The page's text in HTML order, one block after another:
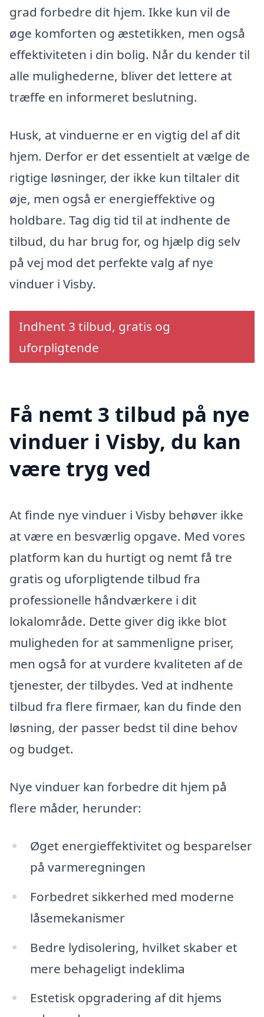
grad forbedre dit hjem. Ikke kun vil de
øge komforten og æstetikken, men også
effektiviteten i din bolig. Når du kender til
alle mulighederne, bliver det lettere at
træffe en informeret beslutning.
Husk, at vinduerne er en vigtig del af dit
hjem. Derfor er det essentielt at vælge de
rigtige løsninger, der ikke kun tiltaler dit
øje, men også er energieffektive og
holdbare. Tag dig tid til at indhente de
tilbud, du har brug for, og hjælp dig selv
på vej mod det perfekte valg af nye
vinduer i Visby.
Indhent 3 tilbud, gratis og
uforpligtende
Få nemt 3 tilbud på nye
vinduer i Visby, du kan
være tryg ved
At finde nye vinduer i Visby behøver ikke
at være en besværlig opgave. Med vores
platform kan du hurtigt og nemt få tre
gratis og uforpligtende tilbud fra
professionelle håndværkere i dit
lokalområde. Dette giver dig ikke blot
muligheden for at sammenligne priser,
men også for at vurdere kvaliteten af de
tjenester, der tilbydes. Ved at indhente
tilbud fra flere firmaer, kan du finde den
løsning, der passer bedst til dine behov
og budget.
Nye vinduer kan forbedre dit hjem på
flere måder, herunder:
Øget energieffektivitet og besparelser
på varmeregningen
Forbedret sikkerhed med moderne
låsemekanismer
Bedre lydisolering, hvilket skaber et
mere behageligt indeklima
Estetisk opgradering af dit hjems